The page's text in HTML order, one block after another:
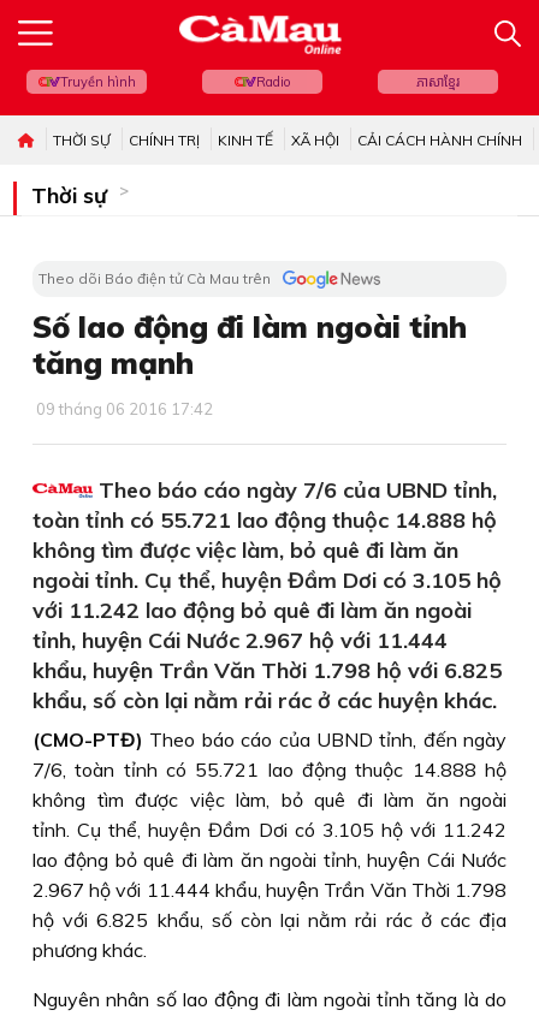
Truyền hình Radio ភាសាខ្មែរ
THỜI SỰ CHÍNH TRỊ KINH TẾ XÃ HỘI CẢI CÁCH HÀNH CHÍNH
Thời sự
Theo dõi Báo điện tử Cà Mau trên
Số lao động đi làm ngoài tỉnh
tăng mạnh
09 tháng 06 2016 17:42
Theo báo cáo ngày 7/6 của UBND tỉnh,
toàn tỉnh có 55.721 lao động thuộc 14.888 hộ
không tìm được việc làm, bỏ quê đi làm ăn
ngoài tỉnh. Cụ thể, huyện Đầm Dơi có 3.105 hộ
với 11.242 lao động bỏ quê đi làm ăn ngoài
tỉnh, huyện Cái Nước 2.967 hộ với 11.444
khẩu, huyện Trần Văn Thời 1.798 hộ với 6.825
khẩu, số còn lại nằm rải rác ở các huyện khác.
(CMO-PTĐ) Theo báo cáo của UBND tỉnh, đến ngày
7/6, toàn tỉnh có 55.721 lao động thuộc 14.888 hộ
không tìm được việc làm, bỏ quê đi làm ăn ngoài
tỉnh. Cụ thể, huyện Đầm Dơi có 3.105 hộ với 11.242
lao động bỏ quê đi làm ăn ngoài tỉnh, huyện Cái Nước
2.967 hộ với 11.444 khẩu, huyện Trần Văn Thời 1.798
hộ với 6.825 khẩu, số còn lại nằm rải rác ở các địa
phương khác.
Nguyên nhân số lao động đi làm ngoài tỉnh tăng là do